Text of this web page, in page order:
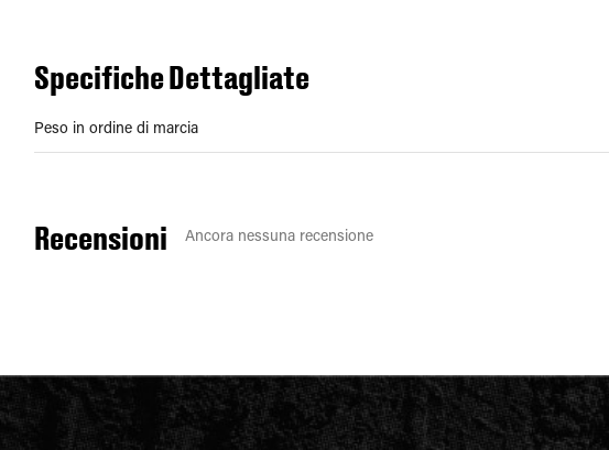
Specifiche Dettagliate
Peso in ordine di marcia
Recensioni Ancora nessuna recensione